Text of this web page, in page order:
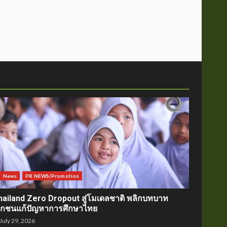
News PR NEWS/Promotion
Zero Dropout สู่โมเดลชาติ พลิกบทบาท
กชนแก้ปัญหาการศึกษาไทย
29, 2026